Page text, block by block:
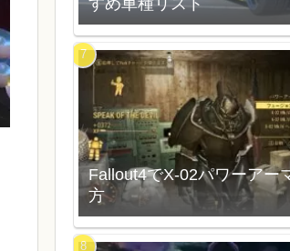
Fallout4でX-02パワーアー
方